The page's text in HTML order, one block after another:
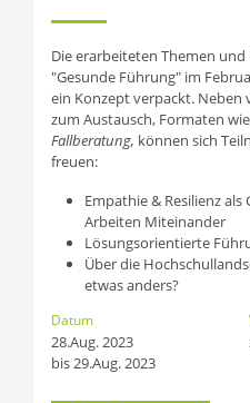
Die erarbeiteten Themen
"Gesunde Führung" im
ein Konzept verpackt. Neben
zum Austausch, Formaten wie
Fallberatung, können sich
freuen:
Empathie & Resilienz
Arbeiten Miteinander
Lösungsorientierte
Über die
etwas anders?
Datum
28.Aug. 2023
bis 29.Aug. 2023